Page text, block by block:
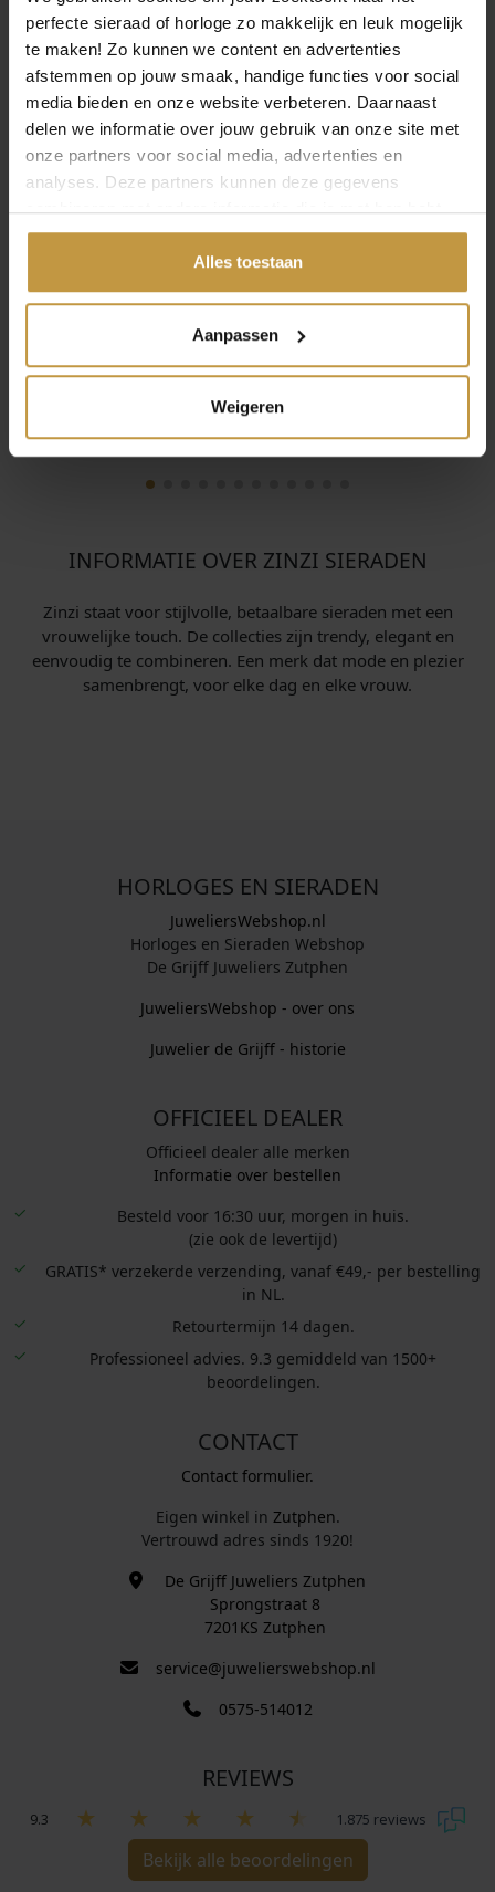
perfecte sieraad of horloge zo makkelijk en leuk mogelijk
te maken! Zo kunnen we content en advertenties
afstemmen op jouw smaak, handige functies voor social
media bieden en onze website verbeteren. Daarnaast
delen we informatie over jouw gebruik van onze site met
onze partners voor social media, advertenties en
analyses. Deze partners kunnen deze gegevens
combineren met andere informatie die je met hen hebt
gedeeld of die ze hebben verzameld via jouw gebruik van
Alles toestaan
Aanpassen
Weigeren
ZINZI CREOOLHANGER
ZICH2863 PAREL WIT
ZIRKONIA
ZINZI CREOOLHANGER
ZICH2887Y ZIRKONIA
VERGULD
Direct leverbaar, 1
INFORMATIE OVER ZINZI SIERADEN
Zinzi staat voor stijlvolle, betaalbare sieraden met een
vrouwelijke touch. De collecties zijn trendy, elegant en
eenvoudig te combineren. Een merk dat mode en plezier
samenbrengt, voor elke dag en elke vrouw.
HORLOGES EN SIERADEN
JuweliersWebshop.nl
Horloges en Sieraden Webshop
De Grijff Juweliers Zutphen
JuweliersWebshop - over ons
Juwelier de Grijff - historie
OFFICIEEL DEALER
Officieel dealer alle merken
Informatie over bestellen
Besteld voor 16:30 uur, morgen in huis.
(zie ook de levertijd)
GRATIS* verzekerde verzending, vanaf €49,- per bestelling
in NL.
Retourtermijn 14 dagen.
Professioneel advies. 9.3 gemiddeld van 1500+
beoordelingen.
CONTACT
Contact formulier.
Eigen winkel in Zutphen.
Vertrouwd adres sinds 1920!
De Grijff Juweliers Zutphen
Sprongstraat 8
7201KS Zutphen
service@juwelierswebshop.nl
0575-514012
REVIEWS
9.3 1.875 reviews
Bekijk alle beoordelingen